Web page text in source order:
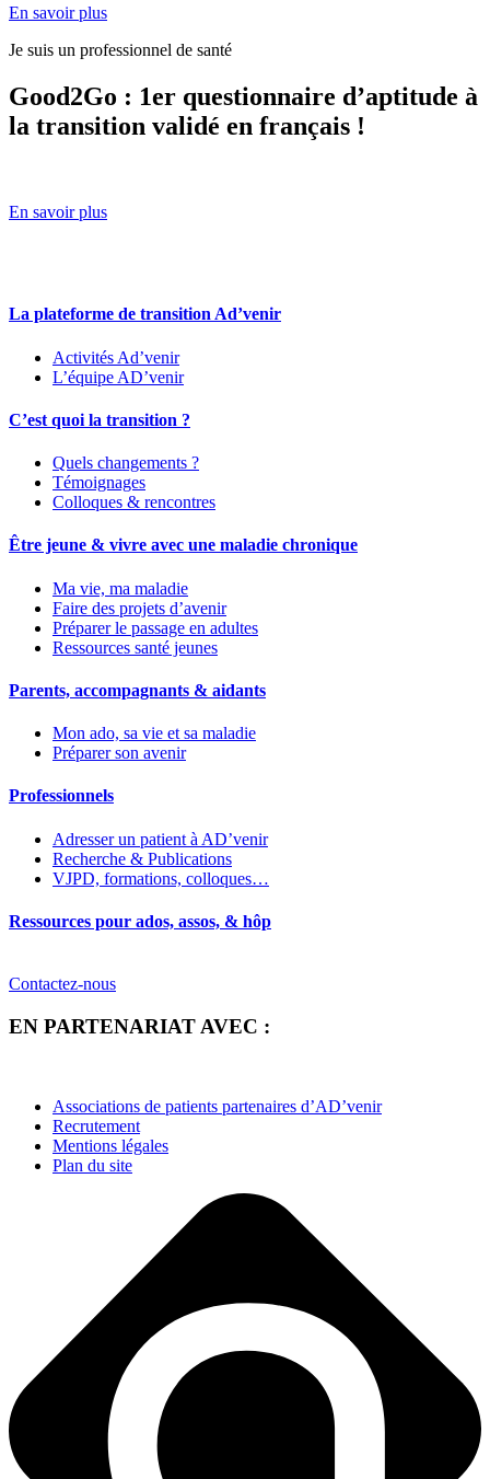
En savoir plus
Je suis un professionnel de santé
Good2Go : 1er questionnaire d’aptitude à
la transition validé en français !
En savoir plus
La plateforme de transition Ad’venir
Activités Ad’venir
L’équipe AD’venir
C’est quoi la transition ?
Quels changements ?
Témoignages
Colloques & rencontres
Être jeune & vivre avec une maladie chronique
Ma vie, ma maladie
Faire des projets d’avenir
Préparer le passage en adultes
Ressources santé jeunes
Parents, accompagnants & aidants
Mon ado, sa vie et sa maladie
Préparer son avenir
Professionnels
Adresser un patient à AD’venir
Recherche & Publications
VJPD, formations, colloques…
Ressources pour ados, assos, & hôp
Contactez-nous
EN PARTENARIAT AVEC :
Associations de patients partenaires d’AD’venir
Recrutement
Mentions légales
Plan du site